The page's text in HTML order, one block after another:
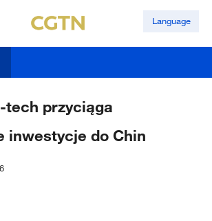
Language
tech przyciąga
inwestycje do Chin